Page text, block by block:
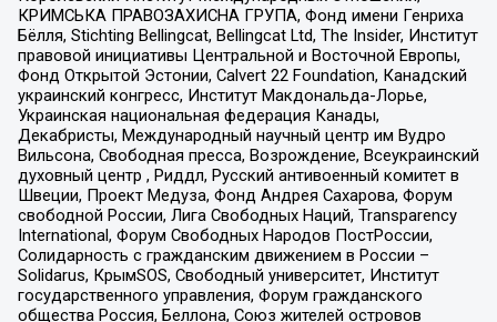
КРИМСЬКА ПРАВОЗАХИСНА ГРУПА, Фонд имени Генриха
Бёлля, Stichting Bellingcat, Bellingcat Ltd, The Insider, Институт
правовой инициативы Центральной и Восточной Европы,
Фонд Открытой Эстонии, Calvert 22 Foundation, Канадский
украинский конгресс, Институт Макдональда-Лорье,
Украинская национальная федерация Канады,
Декабристы, Международный научный центр им Вудро
Вильсона, Свободная пресса, Возрождение, Всеукраинский
духовный центр , Риддл, Русский антивоенный комитет в
Швеции, Проект Медуза, Фонд Андрея Сахарова, Форум
свободной России, Лига Свободных Наций, Transparеncy
International, Форум Свободных Народов ПостРоссии,
Солидарность с гражданским движением в России –
Solidarus, КрымSOS, Свободный университет, Институт
государственного управления, Форум гражданского
общества Россия, Беллона, Союз жителей островов